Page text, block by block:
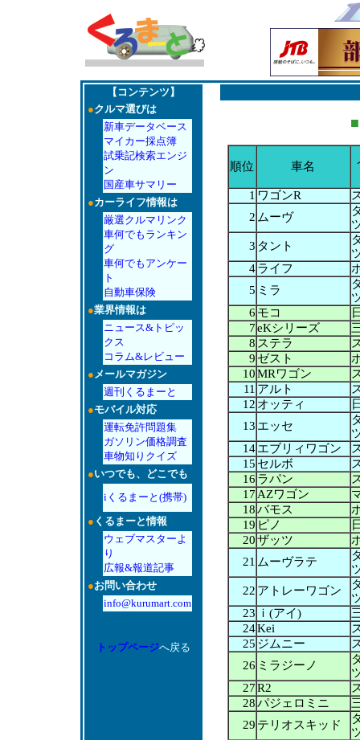
【コンテンツ】
●クルマ選びは
新車データベース
マイカー採点簿
試乗記検索エンジ
ン
国産車サマリー
●カーライフ情報は
厳選クルマリンク
車何でもランキン
グ
車何でもアンケー
ト
自動車保険
●業界情報は
ニュース&トピッ
クス
コラム&レビュー
●メールマガジン
週刊くるまーと
●モバイル対応
運転免許問題集
ガソリン価格調査
車物知りクイズ
●いつでも、どこでも
iくるまーと(携帯)
● くるまーと情報
ウェブマスターよ
り
広報&報道記事
●お問い合わせ
info@kurumart.com
トップページへ戻る
■
順位 車名
1 ワゴンR
2 ムーヴ
3 タント
4 ライフ
5 ミラ
6 モコ
7eKシリーズ
8 ステラ
9 ゼスト
10MRワゴン
11 アルト
12 オッティ
13 エッセ
14 エブリィワゴン
15 セルボ
16 ラパン
17 AZワゴン
18バモス
19 ピノ
20ザッツ
21 ムーヴラテ
22 アトレーワゴン
23 ｉ(アイ)
24Kei
25 ジムニー
26 ミラジーノ
27R2
28パジェロミニ
29 テリオスキッド